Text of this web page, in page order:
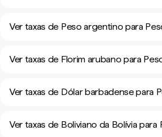
Ver taxas de Peso argentino para
Ver taxas de Florim arubano para
Ver taxas de Dólar barbadense para
Ver taxas de Boliviano da Bolívia